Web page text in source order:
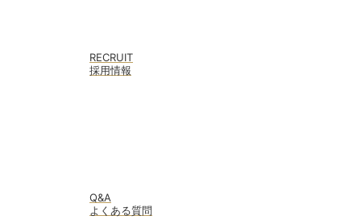
RECRUIT
採用情報
Q&A
よくある質問